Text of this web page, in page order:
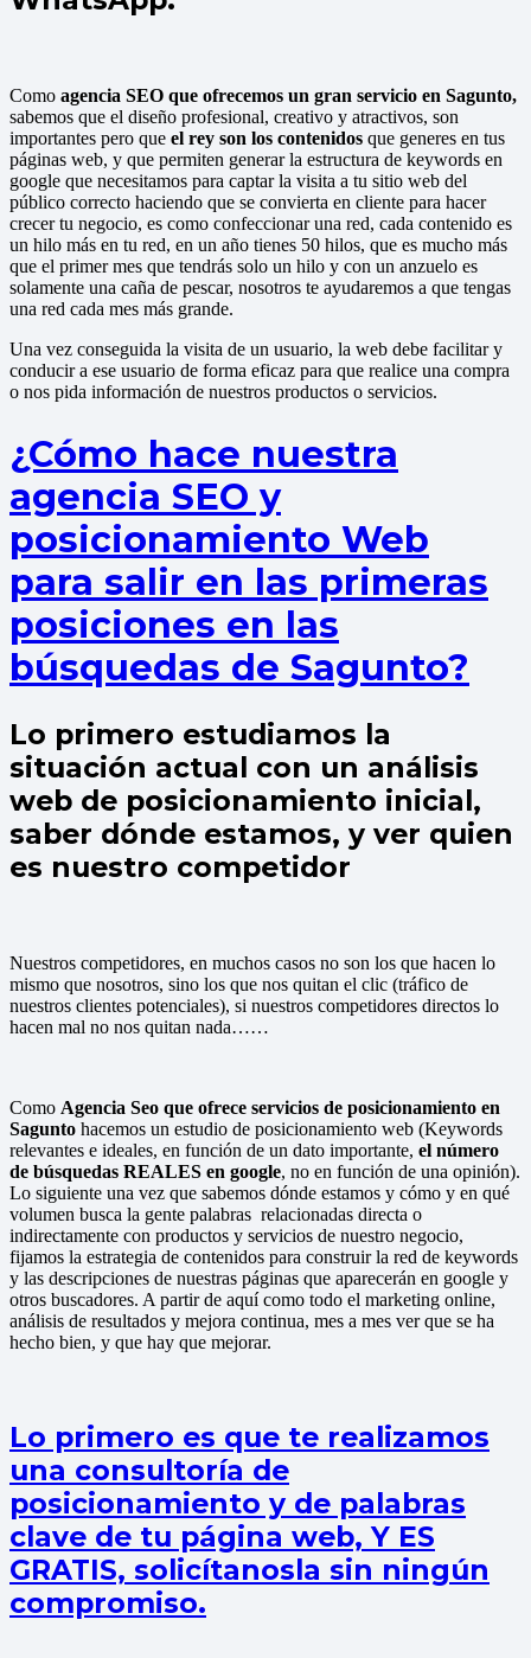
Como agencia SEO que ofrecemos un gran servicio en Sagunto,
sabemos que el diseño profesional, creativo y atractivos, son
importantes pero que el rey son los contenidos que generes en tus
páginas web, y que permiten generar la estructura de keywords en
google que necesitamos para captar la visita a tu sitio web del
público correcto haciendo que se convierta en cliente para hacer
crecer tu negocio, es como confeccionar una red, cada contenido es
un hilo más en tu red, en un año tienes 50 hilos, que es mucho más
que el primer mes que tendrás solo un hilo y con un anzuelo es
solamente una caña de pescar, nosotros te ayudaremos a que tengas
una red cada mes más grande.
Una vez conseguida la visita de un usuario, la web debe facilitar y
conducir a ese usuario de forma eficaz para que realice una compra
o nos pida información de nuestros productos o servicios.
¿Cómo hace nuestra
agencia SEO y
posicionamiento Web
para salir en las primeras
posiciones en las
búsquedas de Sagunto?
Lo primero estudiamos la
situación actual con un análisis
web de posicionamiento inicial,
saber dónde estamos, y ver quien
es nuestro competidor
Nuestros competidores, en muchos casos no son los que hacen lo
mismo que nosotros, sino los que nos quitan el clic (tráfico de
nuestros clientes potenciales), si nuestros competidores directos lo
hacen mal no nos quitan nada……
Como Agencia Seo que ofrece servicios de posicionamiento en
Sagunto hacemos un estudio de posicionamiento web (Keywords
relevantes e ideales, en función de un dato importante, el número
de búsquedas REALES en google, no en función de una opinión).
Lo siguiente una vez que sabemos dónde estamos y cómo y en qué
volumen busca la gente palabras relacionadas directa o
indirectamente con productos y servicios de nuestro negocio,
fijamos la estrategia de contenidos para construir la red de keywords
y las descripciones de nuestras páginas que aparecerán en google y
otros buscadores. A partir de aquí como todo el marketing online,
análisis de resultados y mejora continua, mes a mes ver que se ha
hecho bien, y que hay que mejorar.
Lo primero es que te realizamos
una consultoría de
posicionamiento y de palabras
clave de tu página web, Y ES
GRATIS, solicítanosla sin ningún
compromiso.